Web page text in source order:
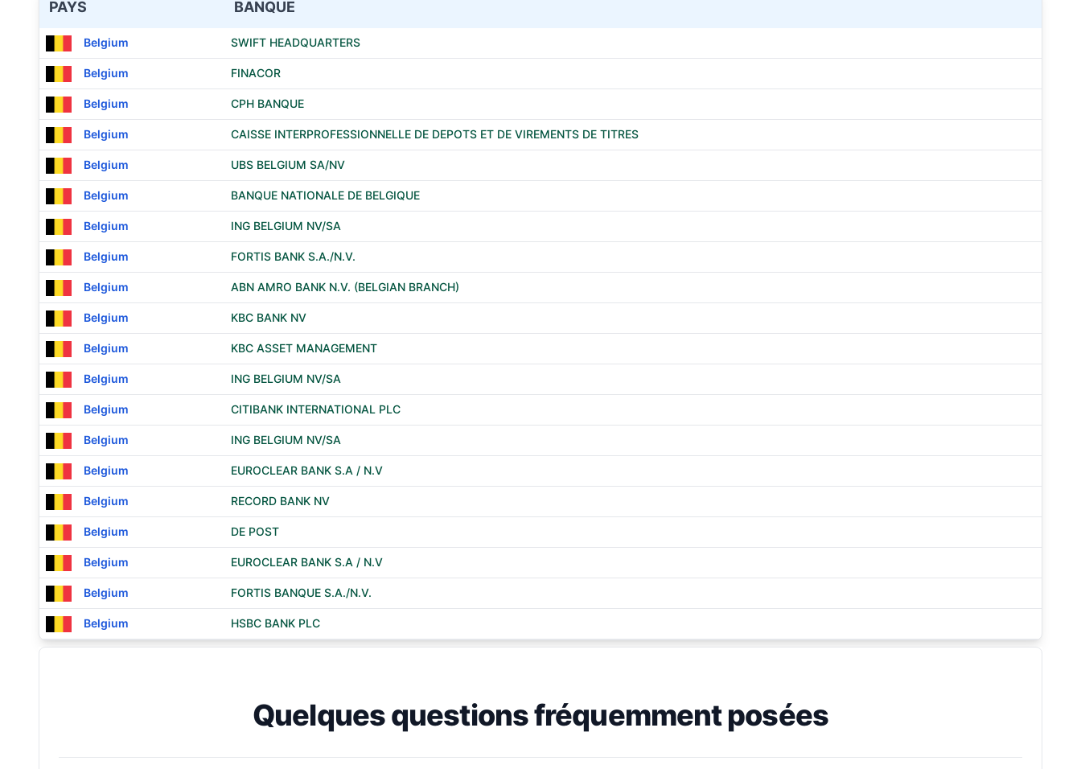
PAYS BANQUE
Belgium SWIFT HEADQUARTERS
Belgium FINACOR
Belgium CPH BANQUE
Belgium CAISSE INTERPROFESSIONNELLE DE DEPOTS ET DE VIREMENTS DE TITRES
Belgium UBS BELGIUM SA/NV
Belgium BANQUE NATIONALE DE BELGIQUE
Belgium ING BELGIUM NV/SA
Belgium FORTIS BANK S.A./N.V.
Belgium ABN AMRO BANK N.V. (BELGIAN BRANCH)
Belgium KBC BANK NV
Belgium KBC ASSET MANAGEMENT
Belgium ING BELGIUM NV/SA
Belgium CITIBANK INTERNATIONAL PLC
Belgium ING BELGIUM NV/SA
Belgium EUROCLEAR BANK S.A / N.V
Belgium RECORD BANK NV
Belgium DE POST
Belgium EUROCLEAR BANK S.A / N.V
Belgium FORTIS BANQUE S.A./N.V.
Belgium HSBC BANK PLC
Quelques questions fréquemment posées